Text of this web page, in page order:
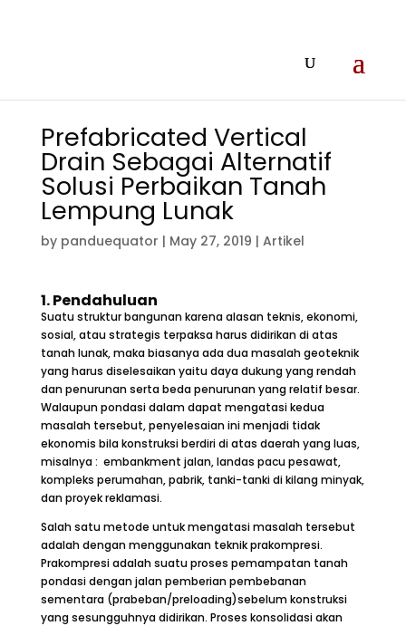
Prefabricated Vertical
Drain Sebagai Alternatif
Solusi Perbaikan Tanah
Lempung Lunak
by panduequator | May 27, 2019 | Artikel
1.Pendahuluan
Suatu struktur bangunan karena alasan teknis, ekonomi,
sosial, atau strategis terpaksa harus didirikan di atas
tanah lunak, maka biasanya ada dua masalah geoteknik
yang harus diselesaikan yaitu daya dukung yang rendah
dan penurunan serta beda penurunan yang relatif besar.
Walaupun pondasi dalam dapat mengatasi kedua
masalah tersebut, penyelesaian ini menjadi tidak
ekonomis bila konstruksi berdiri di atas daerah yang luas,
misalnya : embankment jalan, landas pacu pesawat,
kompleks perumahan, pabrik, tanki-tanki di kilang minyak,
dan proyek reklamasi.
Salah satu metode untuk mengatasi masalah tersebut
adalah dengan menggunakan teknik prakompresi.
Prakompresi adalah suatu proses pemampatan tanah
pondasi dengan jalan pemberian pembebanan
sementara (prabeban/preloading)sebelum konstruksi
yang sesungguhnya didirikan. Proses konsolidasi akan